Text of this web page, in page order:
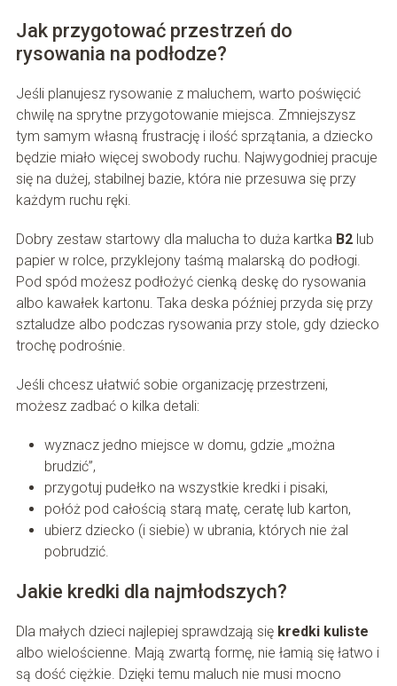
Jak przygotować przestrzeń do
rysowania na podłodze?
Jeśli planujesz rysowanie z maluchem, warto poświęcić
chwilę na sprytne przygotowanie miejsca. Zmniejszysz
tym samym własną frustrację i ilość sprzątania, a dziecko
będzie miało więcej swobody ruchu. Najwygodniej pracuje
się na dużej, stabilnej bazie, która nie przesuwa się przy
każdym ruchu ręki.
Dobry zestaw startowy dla malucha to duża kartka B2lub
papier w rolce, przyklejony taśmą malarską do podłogi.
Pod spód możesz podłożyć cienką deskę do rysowania
albo kawałek kartonu. Taka deska później przyda się przy
sztaludze albo podczas rysowania przy stole, gdy dziecko
trochę podrośnie.
Jeśli chcesz ułatwić sobie organizację przestrzeni,
możesz zadbać o kilka detali:
wyznacz jedno miejsce w domu, gdzie „można
brudzić”,
przygotuj pudełko na wszystkie kredki i pisaki,
połóż pod całością starą matę, ceratę lub karton,
ubierz dziecko (i siebie) w ubrania, których nie żal
pobrudzić.
Jakie kredki dla najmłodszych?
Dla małych dzieci najlepiej sprawdzają się kredki kuliste
albo wielościenne. Mają zwartą formę, nie łamią się łatwo i
są dość ciężkie. Dzięki temu maluch nie musi mocno